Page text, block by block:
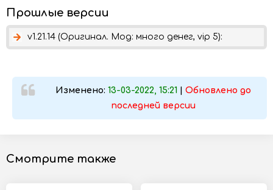
Прошлые версии
v1.21.14 (Оригинал. Мод: много денег, vip 5):
Изменено: 13-03-2022, 15:21
Обновлено до
последней версии
Смотрите также